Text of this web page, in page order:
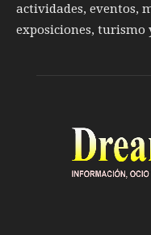
actividades, eventos,
exposiciones, turismo